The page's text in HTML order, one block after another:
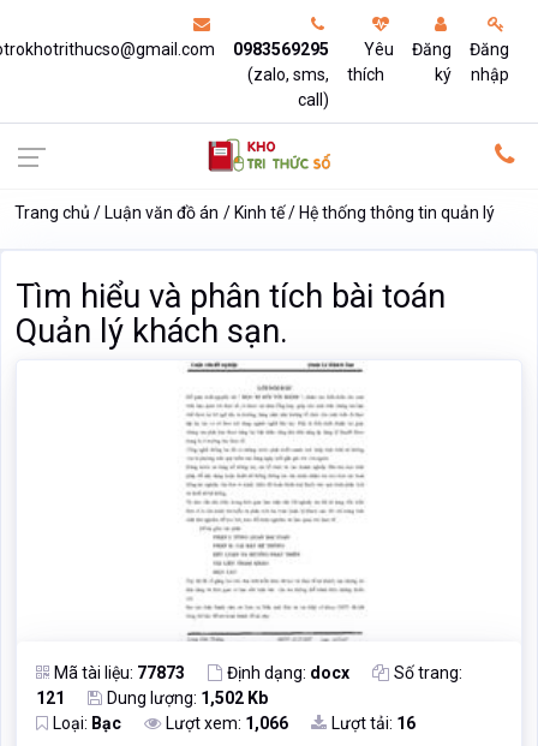
0983569295
(zalo, sms,
call)
Yêu
thích
Đăng
ký
Đăng
nhập
Trang chủ Luận văn đồ án Kinh tế Hệ thống thông tin quản lý
Tìm hiểu và phân tích bài toán
Quản lý khách sạn.
Mã tài liệu: 77873 Định dạng: docx
Số trang:
121
Dung lượng: 1,502 Kb
Loại: Bạc Lượt xem: 1,066 Lượt tải: 16